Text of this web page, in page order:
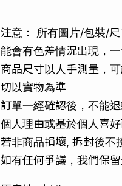
注意： 所有圖片/包裝/
能會有色差情況出現，
商品尺寸以人手測量，
切以實物為準
訂單一經確認後，不能
個人理由或基於個人喜好
若非商品損壞, 拆封後不
如有任何爭議，我們保留